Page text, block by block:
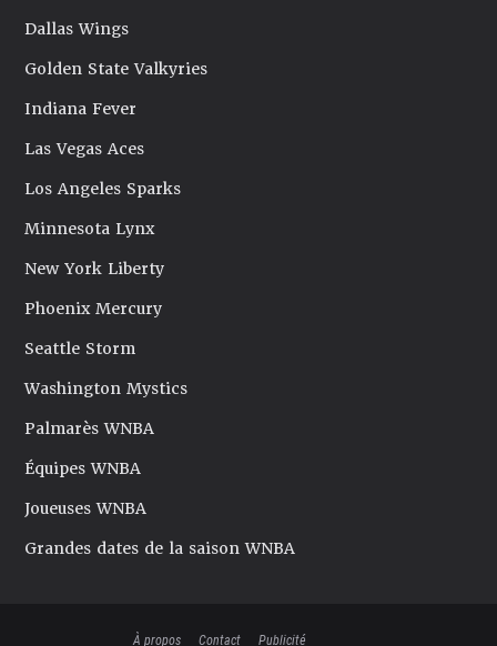
Dallas Wings
Golden State Valkyries
Indiana Fever
Las Vegas Aces
Los Angeles Sparks
Minnesota Lynx
New York Liberty
Phoenix Mercury
Seattle Storm
Washington Mystics
Palmarès WNBA
Équipes WNBA
Joueuses WNBA
Grandes dates de la saison WNBA
À propos Contact Publicité